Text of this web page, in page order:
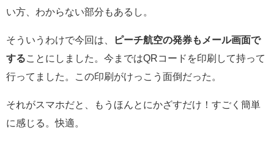
い方、わからない部分もあるし。
そういうわけで今回は、
ピーチ航空の発券もメール画面で
することにしました。今まではQRコードを印刷して持って
行ってました。この印刷がけっこう面倒だった。
それがスマホだと、もうほんとにかざすだけ！すごく簡単
に感じる。快適。